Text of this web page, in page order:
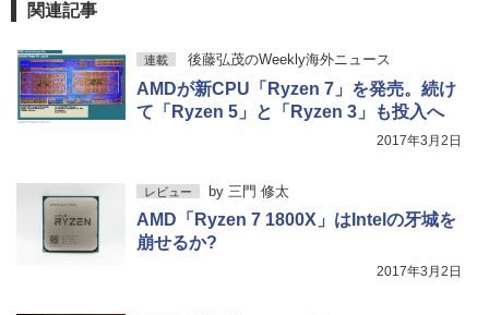
関連記事
連載 後藤弘茂のWeekly海外ニュース
AMDが新CPU「Ryzen 7」を発売。続け
て「Ryzen 5」と「Ryzen 3」も投入へ
2017年3月2日
レビュー by 三門 修太
AMD「Ryzen 7 1800X」はIntelの牙城を
崩せるか?
2017年3月2日